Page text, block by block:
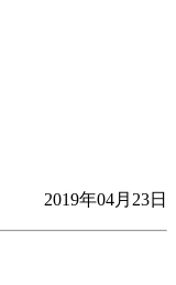
2019年04月23日